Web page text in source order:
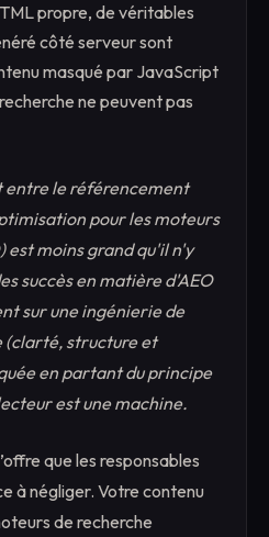
propre, de véritables
côté serveur sont
masqué par JavaScript
ne peuvent pas
le référencement
pour les moteurs
est moins grand qu'il n'y
succès en matière d'AEO
sur une ingénierie de
(clarté, structure et
en partant du principe
est une machine.
que les responsables
à négliger. Votre contenu
de recherche